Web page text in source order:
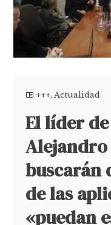
+++,Actualidad
El líder
Alejandro
buscarán
de las
«puedan